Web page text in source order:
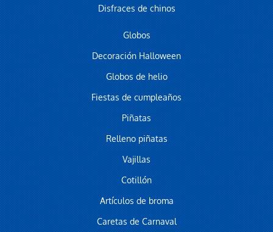
Disfraces de chinos
Globos
Decoración Halloween
Globos de helio
Fiestas de cumpleaños
Piñatas
Relleno piñatas
Vajillas
Cotillón
Artículos de broma
Caretas de Carnaval